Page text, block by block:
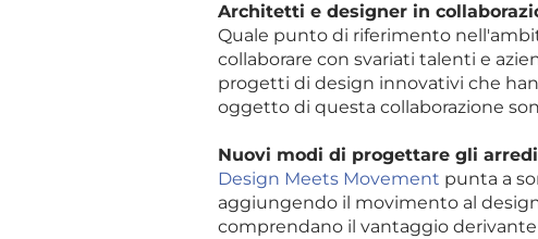
Architetti e designer in
Quale punto di riferimento
collaborare con svariati talenti e
progetti di design innovativi che
oggetto di questa collaborazione
Nuovi modi di progettare gli
Design Meets Movement punta a
aggiungendo il movimento al
comprendano il vantaggio